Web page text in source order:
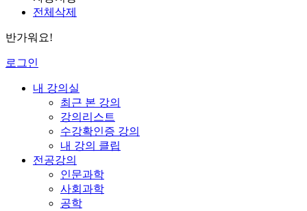
전체삭제
반가워요!
로그인
내 강의실
최근 본 강의
강의리스트
수강확인증 강의
내 강의 클립
전공강의
인문과학
사회과학
공학